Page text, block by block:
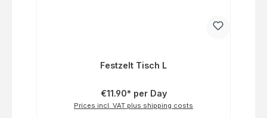
Festzelt Tisch L
€11.90* per Day
Prices incl. VAT plus shipping costs